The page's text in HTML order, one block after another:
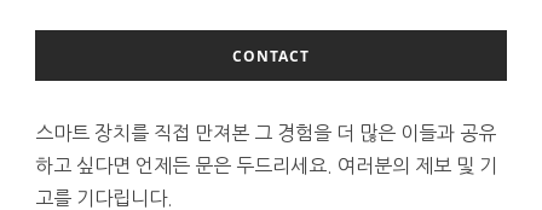
CONTACT
스마트 장치를 직접 만져본 그 경험을 더 많은 이들과 공유
하고 싶다면 언제든 문은 두드리세요. 여러분의 제보 및 기
고를 기다립니다.